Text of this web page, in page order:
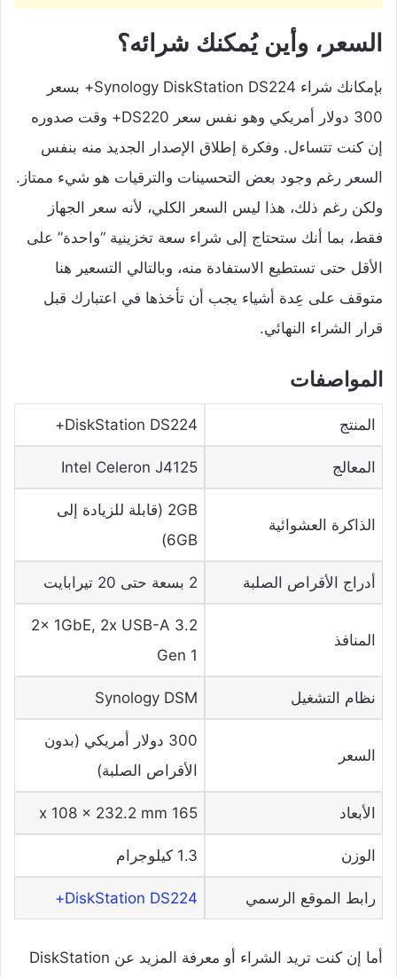
السعر، وأين يُمكنك شرائه؟
بإمكانك شراء Synology DiskStation DS224+ بسعر
300 دولار أمريكي وهو نفس سعر DS220+ وقت صدوره
إن كنت تتساءل. وفكرة إطلاق الإصدار الجديد منه بنفس
السعر رغم وجود بعض التحسينات والترقيات هو شيء ممتاز.
ولكن رغم ذلك، هذا ليس السعر الكلي، لأنه سعر الجهاز
فقط، بما أنك ستحتاج إلى شراء سعة تخزينية “واحدة” على
الأقل حتى تستطيع الاستفادة منه، وبالتالي التسعير هنا
متوقف على عِدة أشياء يجب أن تأخذها في اعتبارك قبل
قرار الشراء النهائي.
المواصفات
المنتج DiskStation DS224+
المعالج Intel Celeron J4125
الذاكرة العشوائية
2GB (قابلة للزيادة إلى
6GB)
أدراج الأقراص الصلبة 2 بسعة حتى 20 تيرابايت
المنافذ
2x 1GbE, 2x USB-A 3.2
Gen 1
نظام التشغيل Synology DSM
السعر
300 دولار أمريكي (بدون
الأقراص الصلبة)
الأبعاد 165 x 108 x 232.2 mm
الوزن 1.3 كيلوجرام
رابط الموقع الرسمي DiskStation DS224+
أما إن كنت تريد الشراء أو معرفة المزيد عن DiskStation